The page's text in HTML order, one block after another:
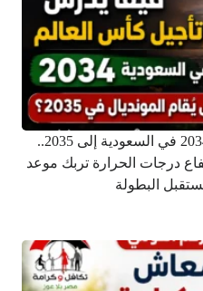
فيفا يدرس تأجيل كأس العالم 2034 في السعودية إلى 2035..
درجات الحرارة تربك موعد
البطولة